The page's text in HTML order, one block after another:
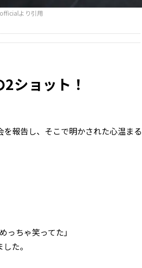
より引用
ショット！
報告し、そこで明かされた心温まる
っちゃ笑ってた」
た。